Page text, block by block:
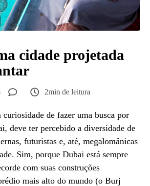
cidade projetada
2min de leitura
curiosidade de fazer uma busca por
deve ter percebido a diversidade de
futuristas e, até, megalomânicas
Sim, porque Dubai está sempre
com suas construções
mais alto do mundo (o Burj